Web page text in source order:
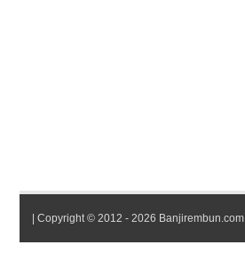
Copyright © 2012 - 2026 Banjirembun.com